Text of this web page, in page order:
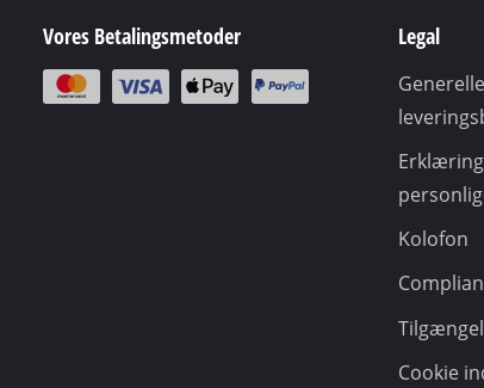
Vores Betalingsmetoder Legal
Kolofon
Cookie